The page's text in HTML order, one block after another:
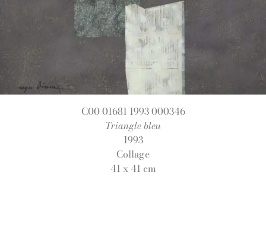
C00 01681 1993 000346
Triangle bleu
1993
Collage
41 x 41 cm